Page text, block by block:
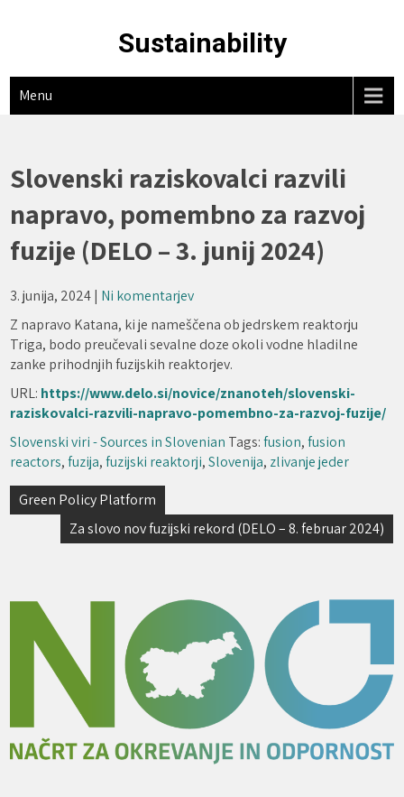
Sustainability
Menu
Slovenski raziskovalci razvili
napravo, pomembno za razvoj
fuzije (DELO – 3. junij 2024)
3. junija, 2024| Ni komentarjev
Z napravo Katana, ki je nameščena ob jedrskem reaktorju
Triga, bodo preučevali sevalne doze okoli vodne hladilne
zanke prihodnjih fuzijskih reaktorjev.
URL: https://www.delo.si/novice/znanoteh/slovenski-
raziskovalci-razvili-napravo-pomembno-za-razvoj-fuzije/
Slovenski viri - Sources in Slovenian Tags:fusion,fusion
reactors,fuzija,fuzijski reaktorji,Slovenija, zlivanje jeder
Navigacija
prispevka
Green Policy Platform
Za slovo nov fuzijski rekord (DELO – 8. februar 2024)